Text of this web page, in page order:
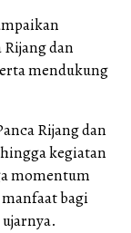
Rijang dan
mendukung
Rijang dan
kegiatan
momentum
bagi